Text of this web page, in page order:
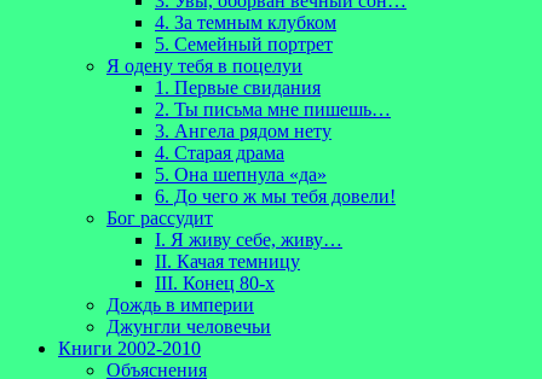
4. За темным клубком
5. Семейный портрет
Я одену тебя в поцелуи
1. Первые свидания
2. Ты письма мне пишешь…
3. Ангела рядом нету
4. Старая драма
5. Она шепнула «да»
6. До чего ж мы тебя довели!
Бог рассудит
I. Я живу себе, живу…
II. Качая темницу
III. Конец 80-х
Дождь в империи
Джунгли человечьи
Книги 2002-2010
Объяснения